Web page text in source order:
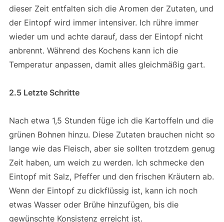
dieser Zeit entfalten sich die Aromen der Zutaten, und
der Eintopf wird immer intensiver. Ich rühre immer
wieder um und achte darauf, dass der Eintopf nicht
anbrennt. Während des Kochens kann ich die
Temperatur anpassen, damit alles gleichmäßig gart.
2.5 Letzte Schritte
Nach etwa 1,5 Stunden füge ich die Kartoffeln und die
grünen Bohnen hinzu. Diese Zutaten brauchen nicht so
lange wie das Fleisch, aber sie sollten trotzdem genug
Zeit haben, um weich zu werden. Ich schmecke den
Eintopf mit Salz, Pfeffer und den frischen Kräutern ab.
Wenn der Eintopf zu dickflüssig ist, kann ich noch
etwas Wasser oder Brühe hinzufügen, bis die
gewünschte Konsistenz erreicht ist.